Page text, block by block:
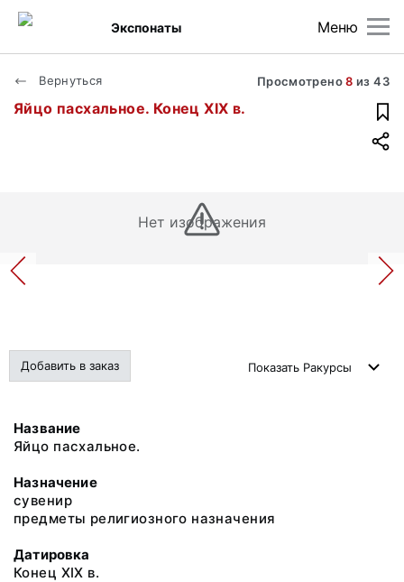
Меню
Экспонаты
Вернуться Просмотрено8 из43
Яйцо пасхальное. Конец XIX в.
Нет изображения
Добавить в заказ Показать Ракурсы
Название
Яйцо пасхальное.
Назначение
сувенир
предметы религиозного назначения
Датировка
Конец XIX в.